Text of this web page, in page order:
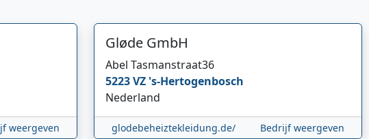
weergeven
Gløde GmbH
Abel Tasmanstraat36
5223 VZ 's-Hertogenbosch
Nederland
glodebeheiztekleidung.de/ Bedrijf weergeven